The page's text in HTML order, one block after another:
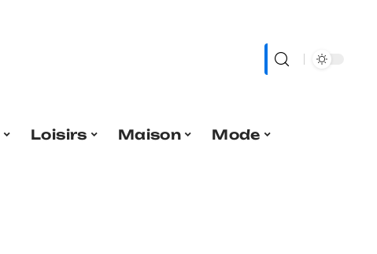
Loisirs Maison
Mode